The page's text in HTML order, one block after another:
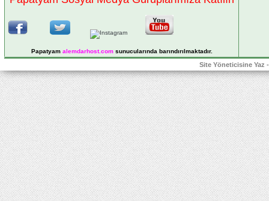
Papatyam alemdarhost.comsunucularında barındırılmaktadır.
Site Yöneticisine Yaz